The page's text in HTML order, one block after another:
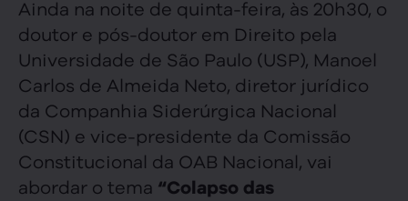
Ainda na noite de quinta-feira, às 20h30, o
doutor e pós-doutor em Direito pela
Universidade de São Paulo (USP), Manoel
Carlos de Almeida Neto, diretor jurídico
da Companhia Siderúrgica Nacional
(CSN) e vice-presidente da Comissão
Constitucional da OAB Nacional, vai
abordar o tema “Colapso das